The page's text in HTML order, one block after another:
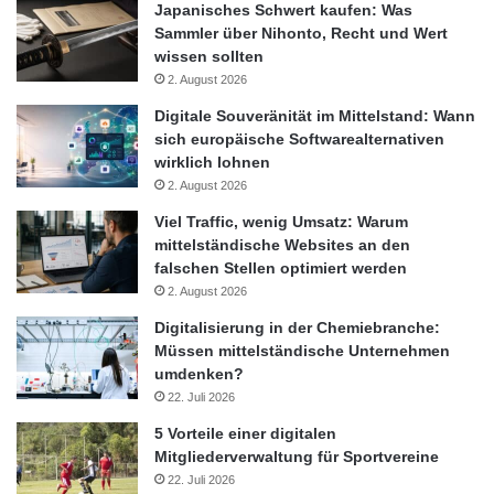
www.thomascook.info www.thomascook.de
Über Wirecard:
Die Wirecard AG zählt zu den führenden internationalen
Anbietern elektronischer Zahlungs- und
Risikomanagementlösungen. Weltweit unterstützt die Wirecard-
Gruppe über 13.000 Unternehmen aus unterschiedlichen
Branchen bei der Automatisierung ihrer Zahlungsprozesse und
der Minimierung von Forderungsausfällen. Die Wirecard Bank
AG ist Principal Member von Visa, MasterCard sowie JCB und
als Kreditkarten-Acquirer in 69 Ländern weltweit aktiv; mit mehr
als 100 Transaktions- und 18 Auszahlungswährungen. Innerhalb
der Wirecard-Gruppe bietet die Wirecard Bank innovative
Co-branded-Karten- sowie Konten-Produkte; sowohl für
Geschäfts- als auch für Privatkunden. Die Wirecard AG ist an
Japanisches Schwert kaufen: Was
Sammler über Nihonto, Recht und Wert
wissen sollten
2. August 2026
Digitale Souveränität im Mittelstand: Wann
sich europäische Softwarealternativen
wirklich lohnen
2. August 2026
Viel Traffic, wenig Umsatz: Warum
mittelständische Websites an den
falschen Stellen optimiert werden
2. August 2026
Digitalisierung in der Chemiebranche:
Müssen mittelständische Unternehmen
umdenken?
22. Juli 2026
5 Vorteile einer digitalen
Mitgliederverwaltung für Sportvereine
22. Juli 2026